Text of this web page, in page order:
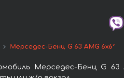
Мерседес-Бенц G 63 AMG 6x6²
Мерседес-Бенц G